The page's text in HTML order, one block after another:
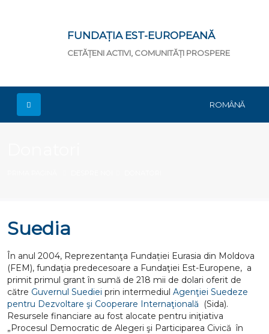
FUNDAȚIA EST-EUROPEANĂ
CETĂȚENI ACTIVI, COMUNITĂȚI PROSPERE
ROMÂNĂ
Suedia
În anul 2004, Reprezentanţa Fundației Eurasia din Moldova
(FEM), fundaţia predecesoare a Fundaţiei Est-Europene, a
primit primul grant în sumă de 218 mii de dolari oferit de
către Guvernul Suediei prin intermediul Agenţiei Suedeze
pentru Dezvoltare şi Cooperare Internaţională
(Sida).
Resursele financiare au fost alocate pentru iniţiativa
„Procesul Democratic de Alegeri şi Participarea Civică în